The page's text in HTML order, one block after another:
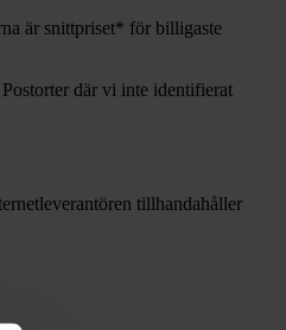
är snittpriset* för billigaste
där vi inte identifierat
tillhandahåller